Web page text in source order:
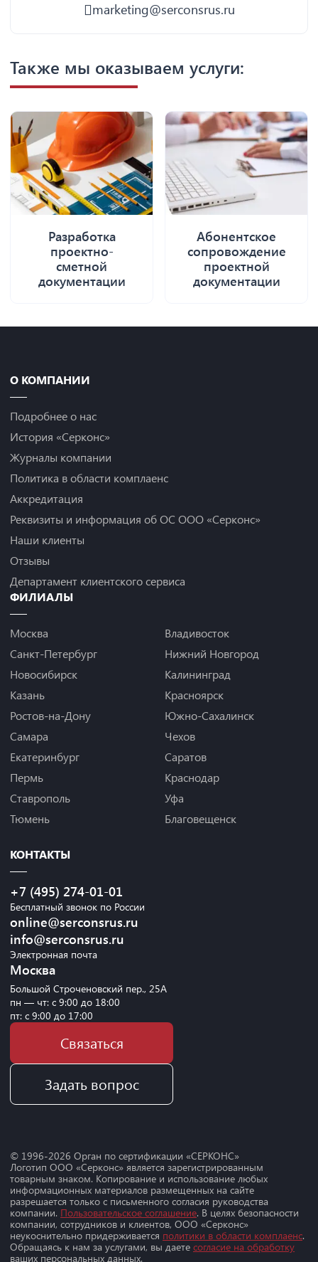
marketing@serconsrus.ru
Также мы оказываем услуги:
Разработка
проектно-
сметной
документации
Абонентское
сопровождение
проектной
документации
О КОМПАНИИ
Подробнее о нас
История «Серконс»
Журналы компании
Политика в области комплаенс
Аккредитация
Реквизиты и информация об ОС ООО «Серконс»
Наши клиенты
Отзывы
Департамент клиентского сервиса
ФИЛИАЛЫ
Москва
Санкт-Петербург
Новосибирск
Казань
Ростов-на-Дону
Самара
Екатеринбург
Пермь
Ставрополь
Тюмень
Владивосток
Нижний Новгород
Калининград
Красноярск
Южно-Сахалинск
Чехов
Саратов
Краснодар
Уфа
Благовещенск
КОНТАКТЫ
+7 (495) 274-01-01
Бесплатный звонок по России
online@serconsrus.ru
info@serconsrus.ru
Электронная почта
Москва
Большой Строченовский пер., 25А
пн — чт: с 9:00 до 18:00
пт: с 9:00 до 17:00
Связаться
Задать вопрос
© 1996-2026 Орган по сертификации «СЕРКОНС»
Логотип ООО «Серконс» является зарегистрированным
товарным знаком. Копирование и использование любых
информационных материалов размещенных на сайте
разрешается только с письменного согласия руководства
компании. Пользовательское соглашение. В целях безопасности
компании, сотрудников и клиентов, ООО «Серконс»
неукоснительно придерживается политики в области комплаенс.
Обращаясь к нам за услугами, вы даете согласие на обработку
ваших персональных данных.